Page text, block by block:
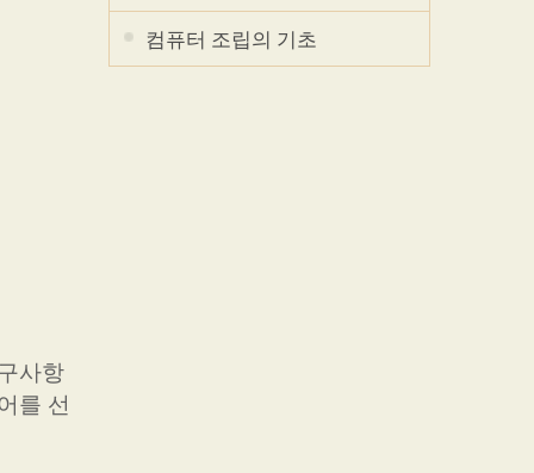
사항
를 선
컴퓨터 조립의 기초